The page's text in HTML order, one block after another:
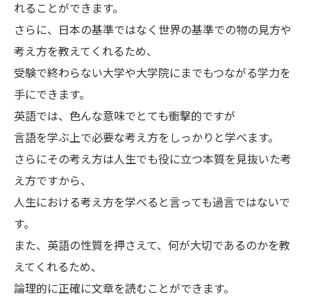
れることができます。
さらに、日本の基準ではなく世界の基準での物の見方や
考え方を教えてくれるため、
受験で終わらない大学や大学院にまでもつながる学力を
手にできます。
英語では、色んな意味でとても衝撃的ですが
言語を学ぶ上で必要な考え方をしっかりと学べます。
さらにその考え方は人生でも役に立つ本質を見抜いた考
え方ですから、
人生における考え方を学べると言っても過言ではないで
す。
また、英語の性質を押さえて、何が大切であるのかを教
えてくれるため、
論理的に正確に文章を読むことができます。